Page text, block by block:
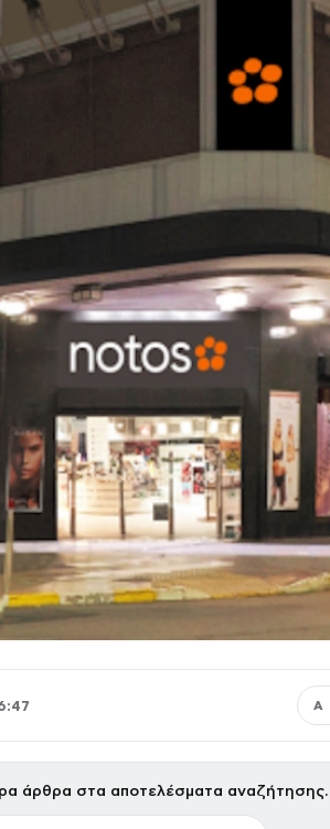
Α
άρθρα στα αποτελέσματα αναζήτησης.